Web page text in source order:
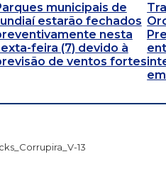
municipais de
estarão fechados
nesta
feira (7) devido à
de ventos fortes
13